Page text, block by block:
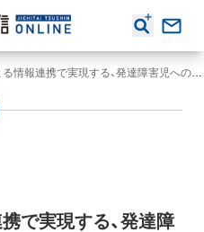
システムによる情報連携で実現する、発達障害児への「切れ目のない支援」
で実現する、発達障